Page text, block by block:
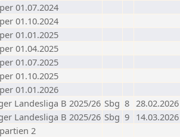
01.07.2024
01.10.2024
01.01.2025
01.04.2025
01.07.2025
01.10.2025
01.01.2026
Landesliga B 2025/26 Sbg 8 28.02.2026
Landesliga B 2025/26 Sbg 9 14.03.2026
2